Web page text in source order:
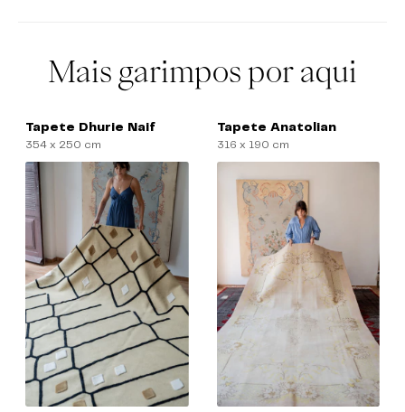
Mais garimpos por aqui
Tapete Dhurie Naif
354 x 250 cm
Tapete Anatolian
316 x 190 cm